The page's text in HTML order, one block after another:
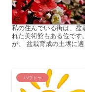
私の住んでいる街は、盆
れた美術館もある位です
が、 盆栽育成の土壌に
ハウトゥ